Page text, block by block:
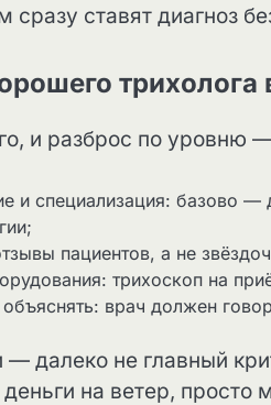
ставят диагноз
трихолога
и разброс по уровню
и специализация: базово
пациентов, а не
трихоскоп на
объяснять: врач должен
— далеко не главный
на ветер,